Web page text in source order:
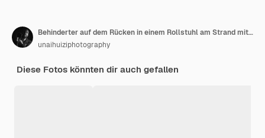
Behinderter auf dem Rücken in einem Rollstuhl am Strand mit offenen Armen genießt die Freiheit
unaihuiziphotography
Diese Fotos könnten dir auch gefallen